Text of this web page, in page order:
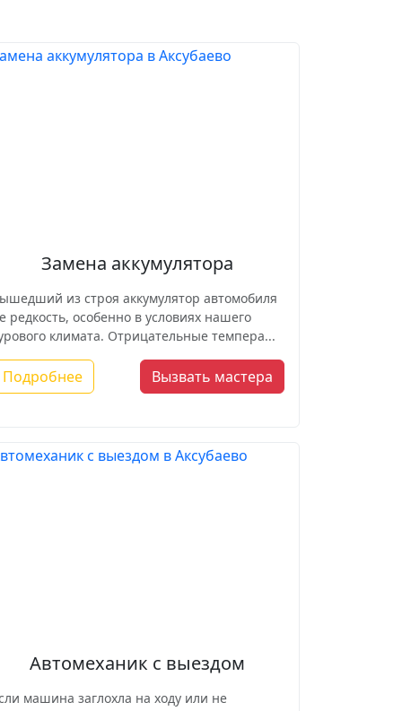
Замена аккумулятора
из строя аккумулятор автомобиля
редкость, особенно в условиях нашего
климата. Отрицательные темпера...
Подробнее Вызвать мастера
Автомеханик с выездом
машина заглохла на ходу или не